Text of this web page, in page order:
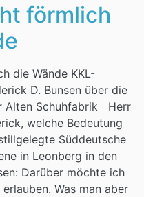
förmlich
die Wände KKL-
D. Bunsen über die
Alten Schuhfabrik Herr
welche Bedeutung
Süddeutsche
in Leonberg in den
Darüber möchte ich
Was man aber